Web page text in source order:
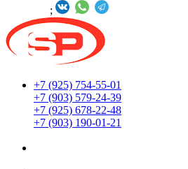
;
+7 (925) 754-55-01
+7 (903) 579-24-39
+7 (925) 678-22-48
+7 (903) 190-01-21